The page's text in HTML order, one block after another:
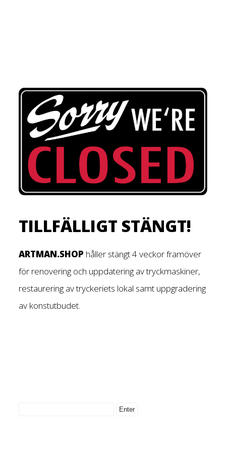
TILLFÄLLIGT STÄNGT!
ARTMAN.SHOP håller stängt 4 veckor framöver
för renovering och uppdatering av tryckmaskiner,
restaurering av tryckeriets lokal samt uppgradering
av konstutbudet.